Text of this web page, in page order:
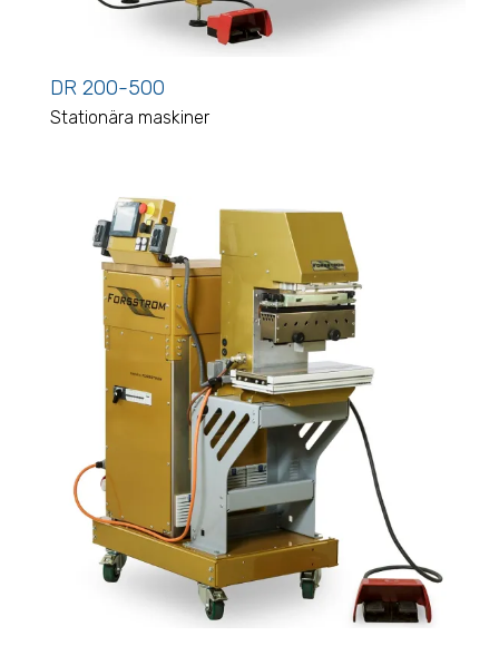
DR 200-500
Stationära maskiner